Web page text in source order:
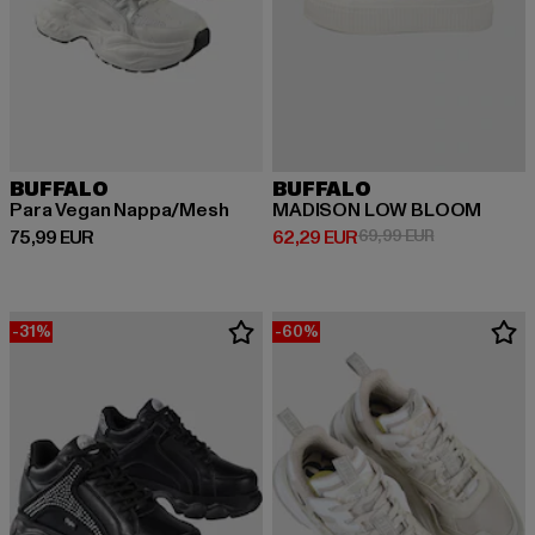
BUFFALO
Para Vegan Nappa/Mesh
75,99 EUR
Derzeitiger Preis: 75,99 EUR
BUFFALO
MADISON LOW BLOOM
62,29 EUR
Derzeitiger Preis: 62,29 EUR
69,99 EURAktionspreis:
-31% -60%